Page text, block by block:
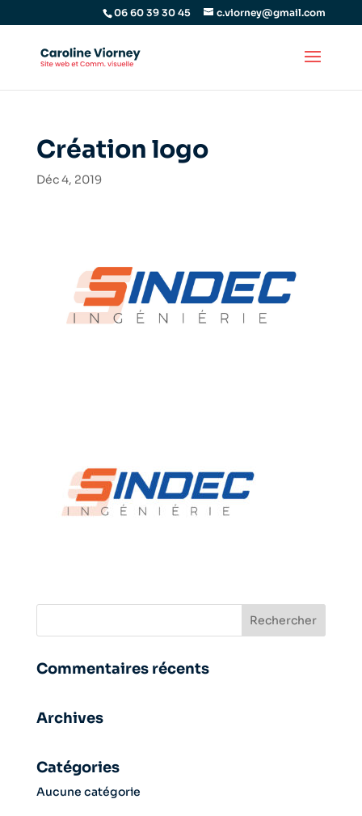
06 60 39 30 45 c.viorney@gmail.com
Création logo
Déc 4, 2019
Commentaires récents
Archives
Catégories
Aucune catégorie